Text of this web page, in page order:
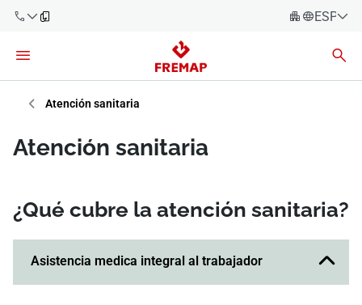
900 61 00
61
+34 91
919 61 61
900 61 00
61
Español
Asesorías
Trabajadores
Autónomos
Atención sanitaria
Atención sanitaria
¿Qué cubre la atención sanitaria?
Asistencia medica integral al trabajador